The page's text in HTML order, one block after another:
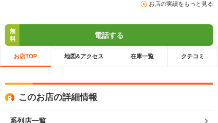
お店の実績をもっと見る
無
料
電話する
お店TOP 地図&アクセス 在庫一覧 クチコミ
このお店の詳細情報
系列店一覧